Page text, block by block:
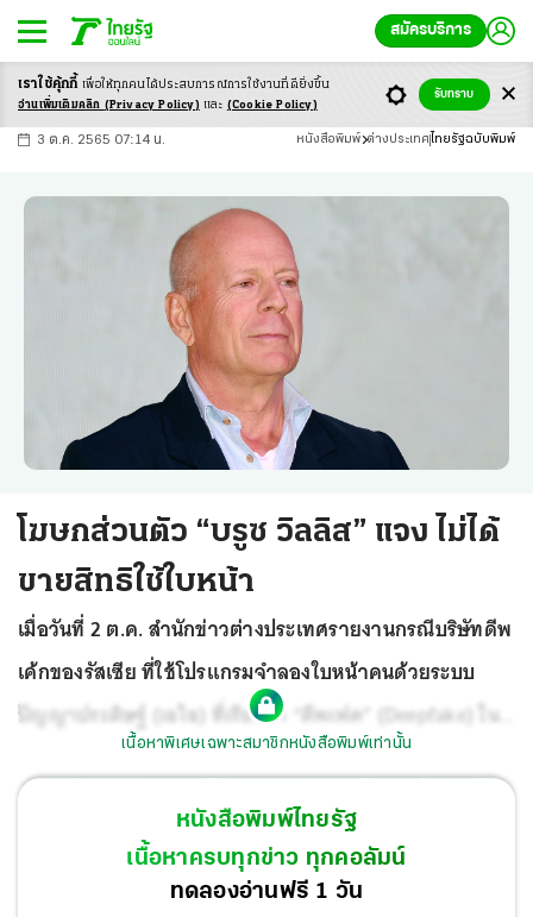
สมัครบริการ
-ก ก ก+
3 ต.ค. 2565 07:14 น. หนังสือพิมพ์ ต่างประเทศ ไทยรัฐฉบับพิมพ์
โฆษกส่วนตัว “บรูซ วิลลิส” แจง ไม่ได้
ขายสิทธิใช้ใบหน้า
เมื่อวันที่ 2 ต.ค. สำนักข่าวต่างประเทศรายงานกรณีบริษัทดีพ
เค้กของรัสเซีย ที่ใช้โปรแกรมจำลองใบหน้าคนด้วยระบบ
ปัญญาประดิษฐ์ (เอไอ) ที่เรียกว่า “ดีพเฟค” (Deepfake) ใน
การผลิตโฆษณาและคอนเทนต์ต่างๆได้รับสิทธิในการใช้ใบ
หน้าของบรูซ วิลลิส ดาราฮอลลีวูดรุ่นเก๋าวัย 67 ปีนั้น ทางโฆษก
ส่วนตัวของบรูซ วิลลิส กล่าวชี้แจงว่า นักแสดงชื่อดังไม่ได้เป็น
หุ้นส่วนกับบริษัทดีพเค้ก หรือขายสิทธิการใช้ใบหน้าให้แก่
เนื้อหาพิเศษเฉพาะสมาชิกหนังสือพิมพ์เท่านั้น
หนังสือพิมพ์ไทยรัฐ
เนื้อหาครบทุกข่าว ทุกคอลัมน์
ทดลองอ่านฟรี 1 วัน
เราใช้คุ้กกี้ เพื่อให้ทุกคนได้ประสบการณ์การใช้งานที่ดียิ่งขึ้น
อ่านเพิ่มเติมคลิก (Privacy Policy) และ (Cookie Policy)
รับทราบ